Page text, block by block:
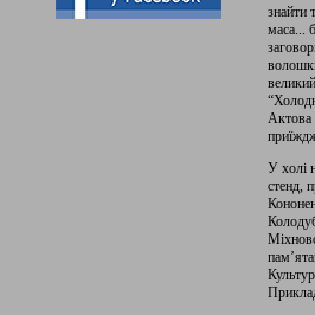
знайти
маса...
Актова
У холі
стенд,